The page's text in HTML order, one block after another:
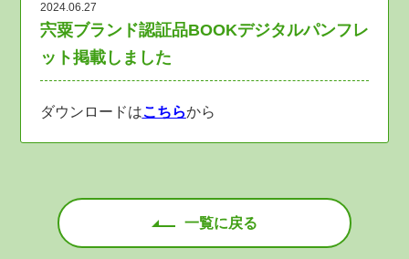
2024.06.27
宍粟ブランド認証品BOOKデジタルパンフレ
ット掲載しました
ダウンロードはこちらから
一覧に戻る